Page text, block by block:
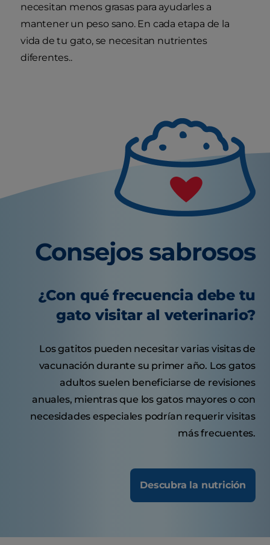
necesitan menos grasas para ayudarles a
mantener un peso sano. En cada etapa de la
vida de tu gato, se necesitan nutrientes
diferentes..
Consejos sabrosos
¿Con qué frecuencia debe tu
gato visitar al veterinario?
Los gatitos pueden necesitar varias visitas de
vacunación durante su primer año. Los gatos
adultos suelen beneficiarse de revisiones
anuales, mientras que los gatos mayores o con
necesidades especiales podrían requerir visitas
más frecuentes.
Descubra la nutrición